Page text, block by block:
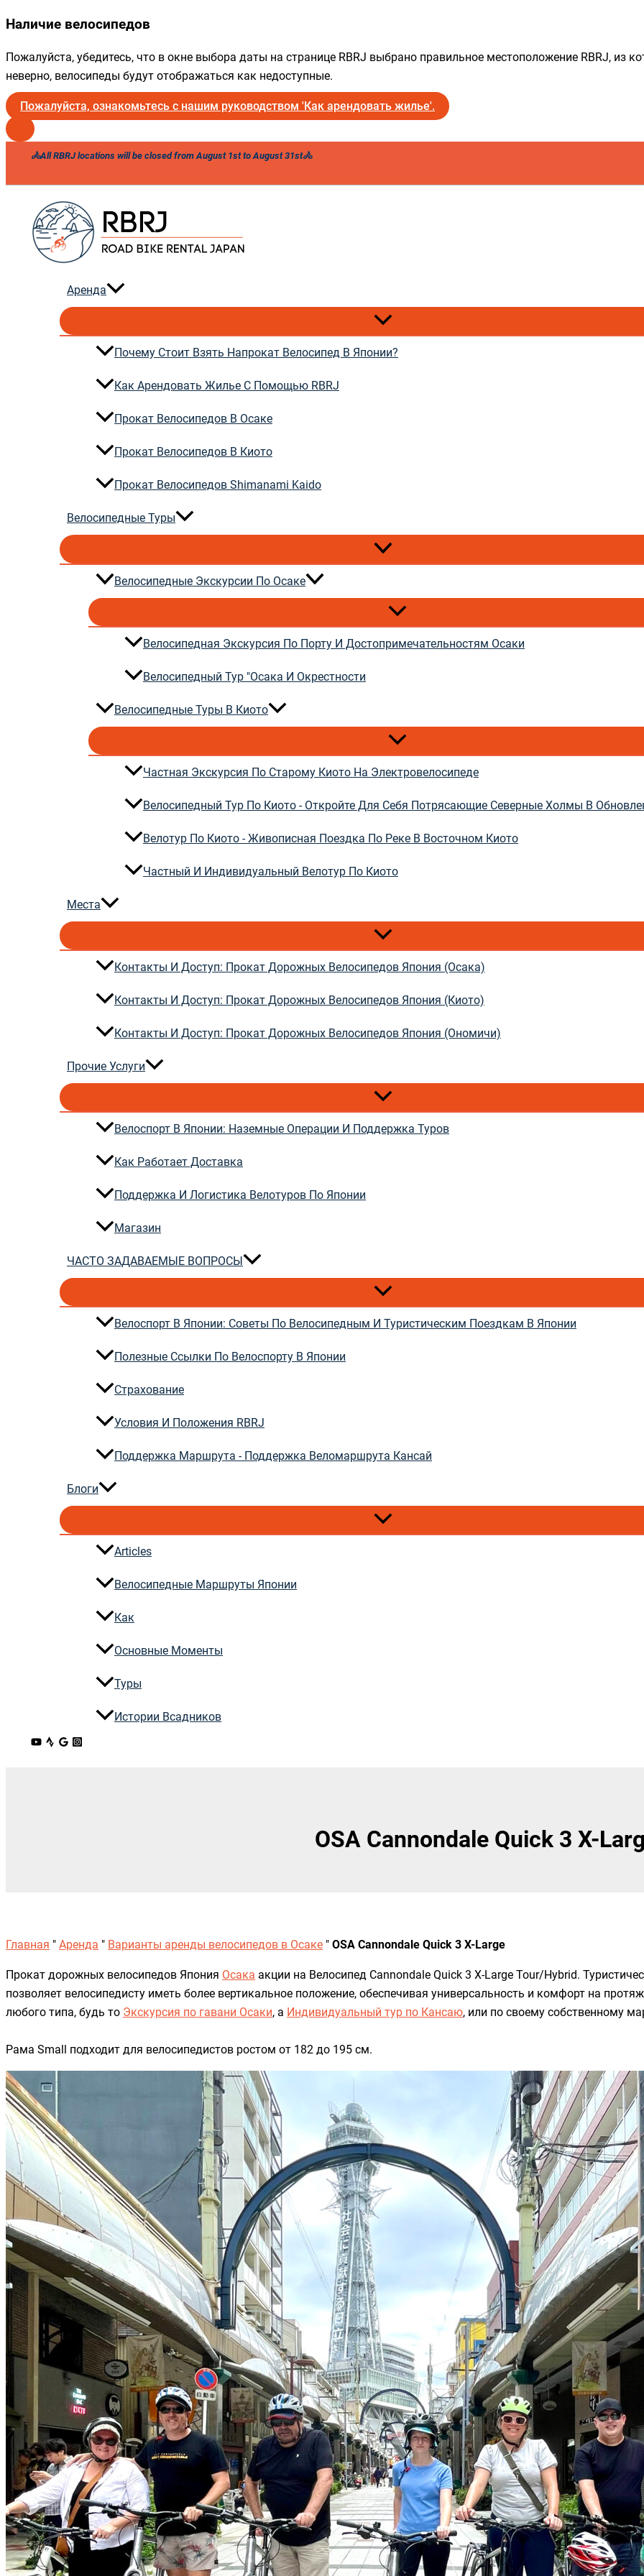
Наличие велосипедов
Пожалуйста, убедитесь, что в окне выбора даты на странице RBRJ выбрано правильное местоположение RBRJ, из
неверно, велосипеды будут отображаться как недоступные.
Пожалуйста, ознакомьтесь с нашим руководством 'Как арендовать жилье'.
Перейти
содержанию
🚴All RBRJ locations will be closed from August 1st to August 31st🚴
Аренда
Почему Стоит Взять Напрокат Велосипед В Японии?
Как Арендовать Жилье С Помощью RBRJ
Прокат Велосипедов В Осаке
Прокат Велосипедов В Киото
Прокат Велосипедов Shimanami Kaido
Велосипедные Туры
Велосипедные Экскурсии По Осаке
Велосипедная Экскурсия По Порту И Достопримечательностям Осаки
Велосипедный Тур "Осака И Окрестности
Велосипедные Туры В Киото
Частная Экскурсия По Старому Киото На Электровелосипеде
Велосипедный Тур По Киото - Откройте Для Себя Потрясающие Северные Холмы В
Велотур По Киото - Живописная Поездка По Реке В Восточном Киото
Частный И Индивидуальный Велотур По Киото
Места
Контакты И Доступ: Прокат Дорожных Велосипедов Япония (Осака)
Контакты И Доступ: Прокат Дорожных Велосипедов Япония (Киото)
Контакты И Доступ: Прокат Дорожных Велосипедов Япония (Ономичи)
Прочие Услуги
Велоспорт В Японии: Наземные Операции И Поддержка Туров
Как Работает Доставка
Поддержка И Логистика Велотуров По Японии
Магазин
ЧАСТО ЗАДАВАЕМЫЕ ВОПРОСЫ
Велоспорт В Японии: Советы По Велосипедным И Туристическим Поездкам В Японии
Полезные Ссылки По Велоспорту В Японии
Страхование
Условия И Положения RBRJ
Поддержка Маршрута - Поддержка Веломаршрута Кансай
Блоги
Articles
Велосипедные Маршруты Японии
Как
Основные Моменты
Туры
Истории Всадников
OSA Cannondale Quick 3 X-
Главная " Аренда " Варианты аренды велосипедов в Осаке " OSA Cannondale Quick 3 X-Large
Прокат дорожных велосипедов Япония Осака акции на Велосипед Cannondale Quick 3 X-Large Tour/Hybrid.
позволяет велосипедисту иметь более вертикальное положение, обеспечивая универсальность и комфорт на
любого типа, будь то Экскурсия по гавани Осаки, a Индивидуальный тур по Кансаю, или по своему собственному
Рама Small подходит для велосипедистов ростом от 182 до 195 см.